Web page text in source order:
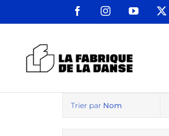
FacebookInstagramYouTube
Trier par Nom